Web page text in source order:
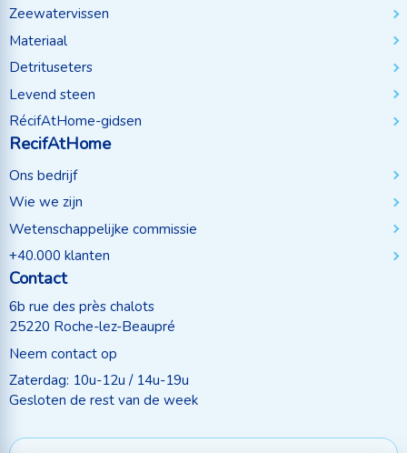
Zeewatervissen
Materiaal
Detrituseters
Levend steen
RécifAtHome-gidsen
RecifAtHome
Ons bedrijf
Wie we zijn
Wetenschappelijke commissie
+40.000 klanten
Contact
6b rue des près chalots
25220 Roche-lez-Beaupré
Neem contact op
Zaterdag: 10u-12u / 14u-19u
Gesloten de rest van de week